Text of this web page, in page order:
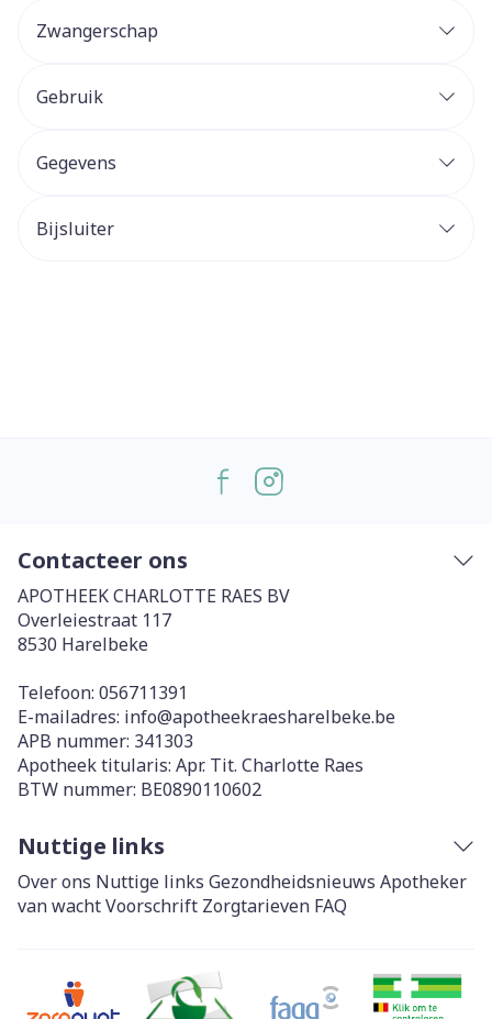
Zwangerschap
Gebruik
Gegevens
Bijsluiter
Contacteer ons
APOTHEEK CHARLOTTE RAES BV
Overleiestraat 117
8530 Harelbeke
Telefoon: 056711391
E-mailadres: info@apotheekraesharelbeke.be
APB nummer: 341303
Apotheek titularis: Apr. Tit. Charlotte Raes
BTW nummer: BE0890110602
Nuttige links
Over ons Nuttige links Gezondheidsnieuws Apotheker
van wachtVoorschrift Zorgtarieven FAQ